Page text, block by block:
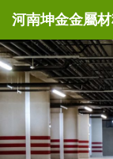
河南坤金金屬